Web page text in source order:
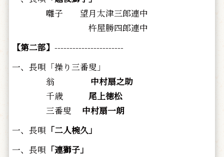
囃子 望月太津三郎連中
杵屋勝四郎連中
【第二部】 -----------------------
一、長唄「操り三番叟」
翁 中村扇之助
千歳 尾上徳松
三番叟 中村扇一朗
一、長唄 「二人椀久」
一、長唄 「連獅子」